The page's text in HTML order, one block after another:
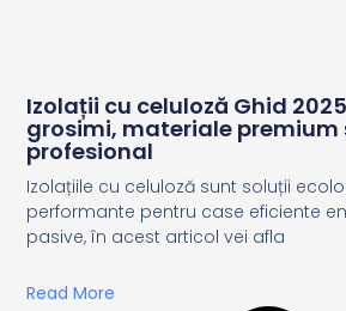
Izolații cu celuloză Ghid
grosimi, materiale premium
profesional
Izolațiile cu celuloză sunt soluții
performante pentru case eficiente
pasive, în acest articol vei afla
Read More